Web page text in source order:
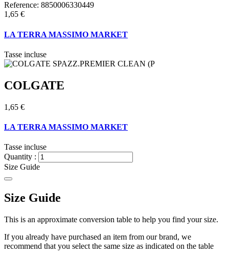
Reference: 8850006330449
1,65 €
LA TERRA MASSIMO MARKET
Tasse incluse
COLGATE
1,65 €
LA TERRA MASSIMO MARKET
Tasse incluse
Quantity :
Size Guide
Size Guide
This is an approximate conversion table to help you find your size.
If you already have purchased an item from our brand, we
recommend that you select the same size as indicated on the table